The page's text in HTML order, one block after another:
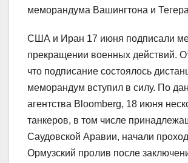
меморандума Вашингтона и
США и Иран 17 июня подписали
прекращении военных действий.
что подписание состоялось
меморандум вступил в силу. По
агентства Bloomberg, 18 июня
танкеров, в том числе
Саудовской Аравии, начали
Ормузский пролив после